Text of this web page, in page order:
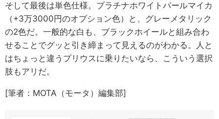
そして最後は単色仕様。プラチナホワイトパールマイカ
（+3万3000円のオプション色）と、グレーメタリック
の2色だ。一般的な白も、ブラックホイールと組み合わ
せることでグッと引き締まって見えるのがわかる。人と
はちょっと違うプリウスに乗りたいなら、こういう選択
肢もアリだ。
[筆者：MOTA（モータ）編集部]